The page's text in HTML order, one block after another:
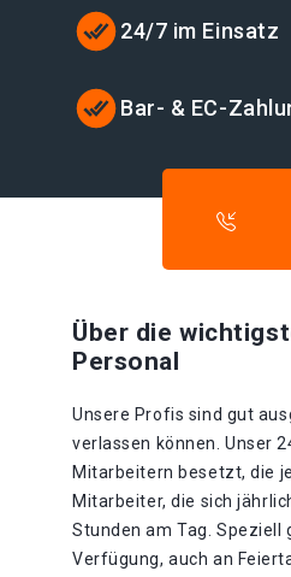
24/7 im Einsatz
Bar- & EC-
Über die
Personal
Unsere Profis sind gut
verlassen können. Unser
Mitarbeitern besetzt, die
Mitarbeiter, die sich
Stunden am Tag. Speziell
Verfügung, auch an